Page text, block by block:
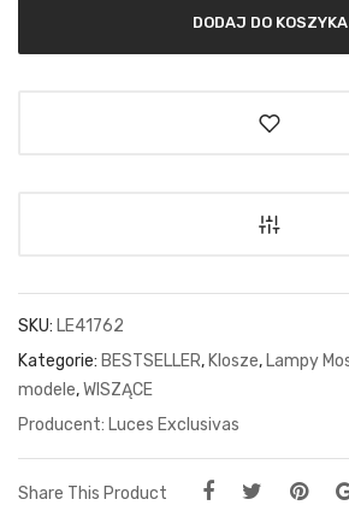
DODAJ DO KOSZYKA
SKU: LE41762
Kategorie: BESTSELLER, Klosze, Lampy
modele,WISZĄCE
Luces Exclusivas
Share This Product